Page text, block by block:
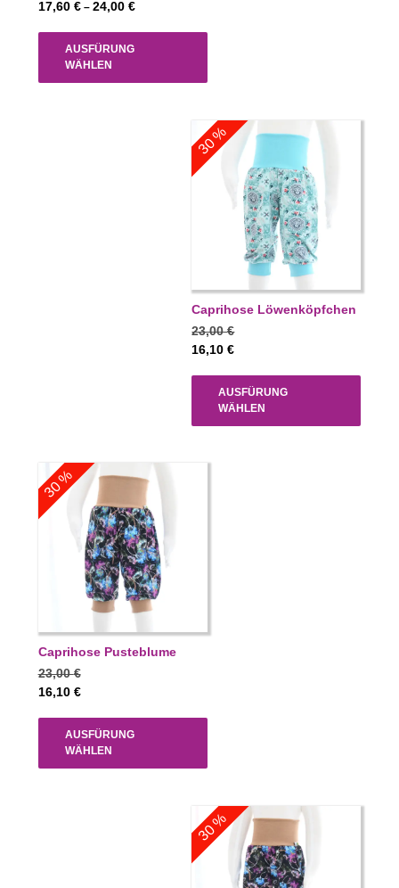
30,00 €
17,60 € – 24,00 €Preisspanne:
bis
24,00 €
AUSFÜRUNG
WÄHLEN
30 %
Caprihose Löwenköpfchen
23,00€
16,10€
AUSFÜRUNG
WÄHLEN
30 %
Caprihose Pusteblume
23,00€
16,10 €
AUSFÜRUNG
WÄHLEN
30 %